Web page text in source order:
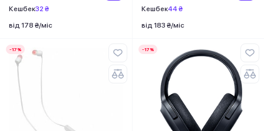
Кешбек32 ₴
від 178 ₴/міс
Кешбек44 ₴
від 183 ₴/міс
-17% -17%